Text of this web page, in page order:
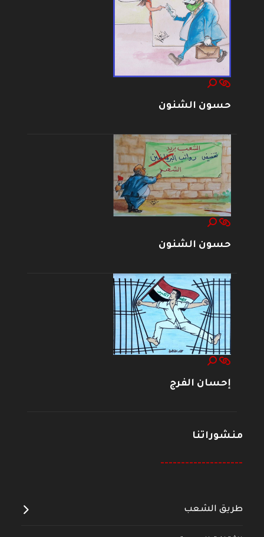
حسون الشنون
حسون الشنون
إحسان الفرج
منشوراتنا
--------------------
طريق الشعب